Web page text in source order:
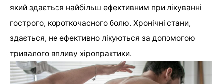
який здається найбільш ефективним при лікуванні
гострого, короткочасного болю. Хронічні стани,
здається, не ефективно лікуються за допомогою
тривалого впливу хіропрактики.